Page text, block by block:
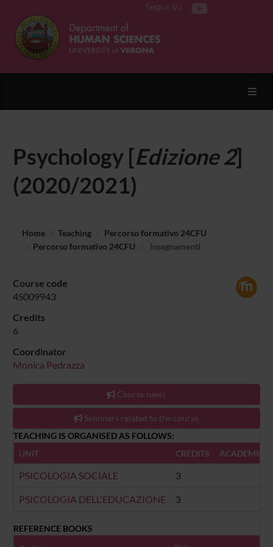
Segui su
Psychology [Edizione 2]
(2020/2021)
Home Teaching
Percorso formativo 24CFU
Percorso formativo 24CFU
Insegnamenti
Course code
4S009943
Credits
6
Coordinator
Monica Pedrazza
Course news
Seminars related to the course
TEACHING IS ORGANISED AS FOLLOWS:
UNIT
CREDITS ACADEMIC
PSICOLOGIA SOCIALE 3
PSICOLOGIA DELL'EDUCAZIONE 3
REFERENCE BOOKS